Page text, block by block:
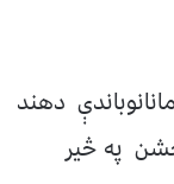
دهند
په څير